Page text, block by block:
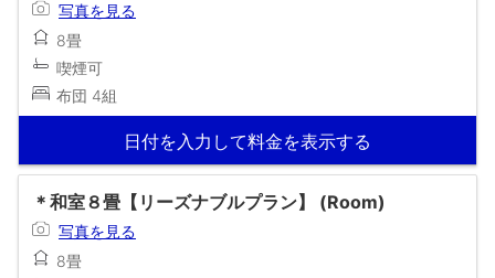
写真を見る
8畳
喫煙可
布団 4組
日付を入力して料金を表示する
＊和室８畳【リーズナブルプラン】 (Room)
写真を見る
8畳